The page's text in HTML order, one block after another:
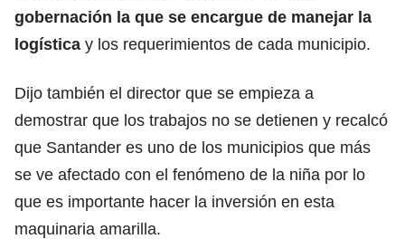
gobernación la que se encargue de manejar la
logística y los requerimientos de cada municipio.
Dijo también el director que se empieza a
demostrar que los trabajos no se detienen y recalcó
que Santander es uno de los municipios que más
se ve afectado con el fenómeno de la niña por lo
que es importante hacer la inversión en esta
maquinaria amarilla.